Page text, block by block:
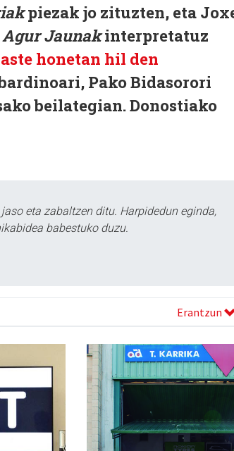
piezak jo zituzten, eta
Agur Jaunakinterpretatuz
aste honetan hil den
Pako Bidasorori
beilategian. Donostiako
eta zabaltzen ditu. Harpidedun eginda,
babestuko duzu.
Erantzun